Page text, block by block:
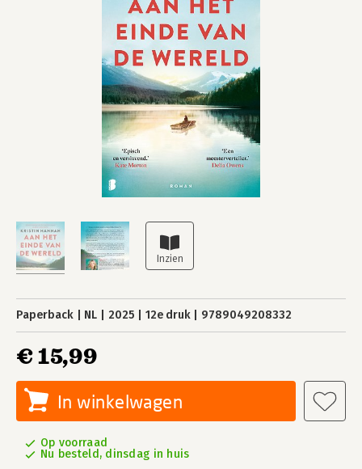
Paperback NL 2025 12e druk 9789049208332
€ 15,99
In winkelwagen
Op voorraad
Nu besteld, dinsdag in huis